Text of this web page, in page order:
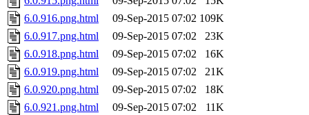
6.0.916.png.html
09-Sep-2015 07:02 109K
6.0.917.png.html
09-Sep-2015 07:02
23K
6.0.918.png.html
09-Sep-2015 07:02
16K
6.0.919.png.html
09-Sep-2015 07:02
21K
6.0.920.png.html
09-Sep-2015 07:02
18K
6.0.921.png.html
09-Sep-2015 07:02
11K